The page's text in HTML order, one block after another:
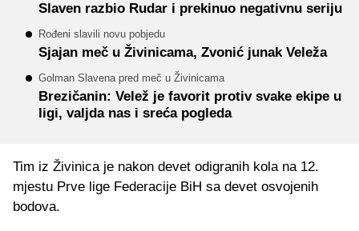
Slaven razbio Rudar i prekinuo negativnu seriju
Rođeni slavili novu pobjedu
Sjajan meč u Živinicama, Zvonić junak Veleža
Golman Slavena pred meč u Živinicama
Brezičanin: Velež je favorit protiv svake ekipe u
ligi, valjda nas i sreća pogleda
Tim iz Živinica je nakon devet odigranih kola na 12.
mjestu Prve lige Federacije BiH sa devet osvojenih
bodova.